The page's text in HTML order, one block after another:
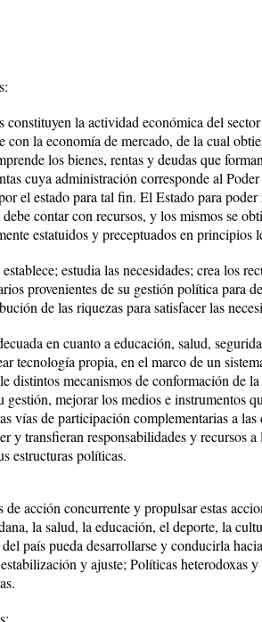
constituyen la actividad económica del
con la economía de mercado, de la cual
los bienes, rentas y deudas que
cuya administración corresponde al
el estado para tal fin. El Estado para
contar con recursos, y los mismos se
estatuidos y preceptuados en principios
estudia las necesidades; crea los
provenientes de su gestión política para
de las riquezas para satisfacer las
en cuanto a educación, salud,
tecnología propia, en el marco de un
distintos mecanismos de conformación de
gestión, mejorar los medios e instrumentos
vías de participación complementarias a
y transfieran responsabilidades y recursos
estructuras políticas.
de acción concurrente y propulsar estas
la salud, la educación, el deporte, la
país pueda desarrollarse y conducirla
y ajuste; Políticas heterodoxas